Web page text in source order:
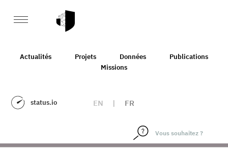
Actualités Projets Données
Publications
Missions
status.io EN | FR